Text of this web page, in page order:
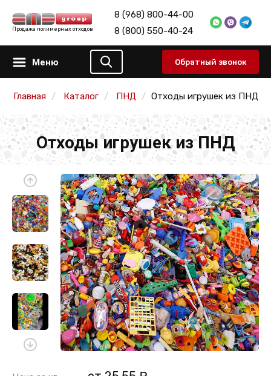
Продажа полимерных отходов
8 (968) 800-44-00
8 (800) 550-40-24
Меню Обратный звонок
Главная Каталог ПНД Отходы игрушек из ПНД
Отходы игрушек из ПНД